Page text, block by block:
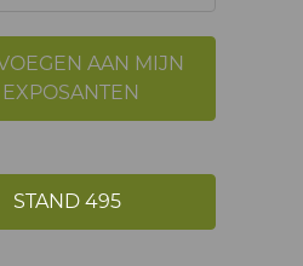
AAN MIJN
EXPOSANTEN
STAND 495